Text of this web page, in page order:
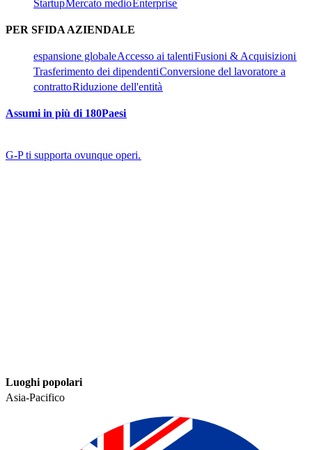
Startup​​Mercato medio​​ Enterprise​​
PER SFIDA AZIENDALE​​
espansione globale​​Accesso ai talenti​​Fusioni & Acquisizioni​​
Trasferimento dei dipendenti​​Conversione del lavoratore a
contratto​​Riduzione dell'entità​​
Assumi in più di 180Paesi​​
G-P ti supporta ovunque operi.​​
Luoghi popolari​​
Asia-Pacifico​​